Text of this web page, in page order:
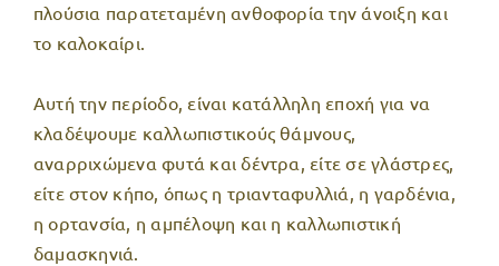
πλούσια παρατεταμένη ανθοφορία την άνοιξη και
το καλοκαίρι.
Αυτή την περίοδο, είναι κατάλληλη εποχή για να
κλαδέψουμε καλλωπιστικούς θάμνους,
αναρριχώμενα φυτά και δέντρα, είτε σε γλάστρες,
είτε στον κήπο, όπως η τριανταφυλλιά, η γαρδένια,
η ορτανσία, η αμπέλοψη και η καλλωπιστική
δαμασκηνιά.